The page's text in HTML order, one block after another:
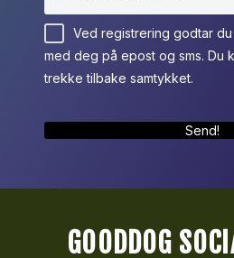
Ved registrering godtar
med deg på epost og sms. Du
trekke tilbake samtykket.
Send!
GOODDOG